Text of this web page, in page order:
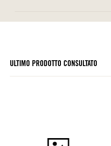
ULTIMO PRODOTTO CONSULTATO